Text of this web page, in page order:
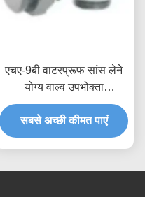
एचए-9बी वाटरप्रूफ सांस लेने
योग्य वाल्व उपभोक्ता
इलेक्ट्रॉनिक्स और आईपी68
स्तर के वाटरप्रूफिंग के लिए
अनुकूलित उत्पाद
सबसे अच्छी कीमत पाएं